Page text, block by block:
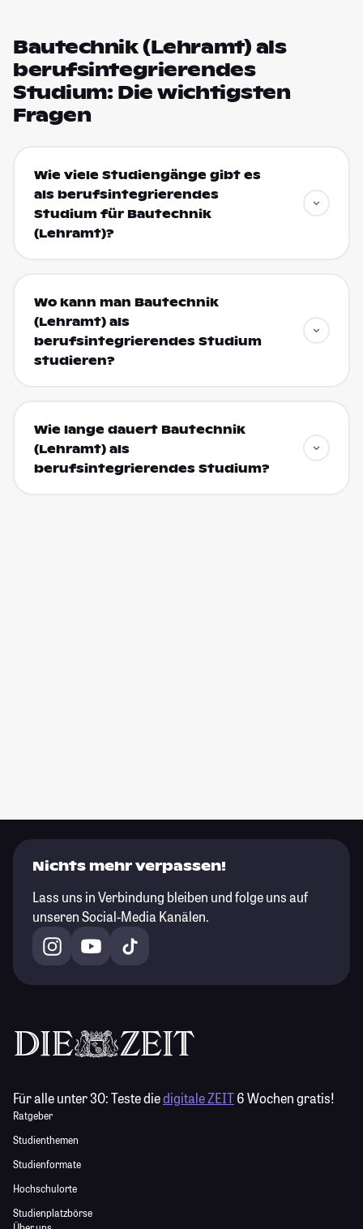
Bautechnik (Lehramt) als
berufsintegrierendes
Studium: Die wichtigsten
Fragen
Wie viele Studiengänge gibt es
als berufsintegrierendes
Studium für Bautechnik
(Lehramt)?
Wo kann man Bautechnik
(Lehramt) als
berufsintegrierendes Studium
studieren?
Wie lange dauert Bautechnik
(Lehramt) als
berufsintegrierendes Studium?
Nichts mehr verpassen!
Lass uns in Verbindung bleiben und folge uns auf
unseren Social-Media Kanälen.
Für alle unter 30:Teste diedigitale ZEIT6 Wochen gratis!
Ratgeber
Studienthemen
Studienformate
Hochschulorte
Studienplatzbörse